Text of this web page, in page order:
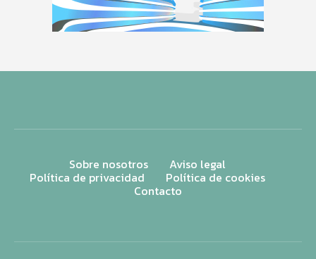
Sobre nosotros Aviso legal
Política de privacidad Política de cookies
Contacto